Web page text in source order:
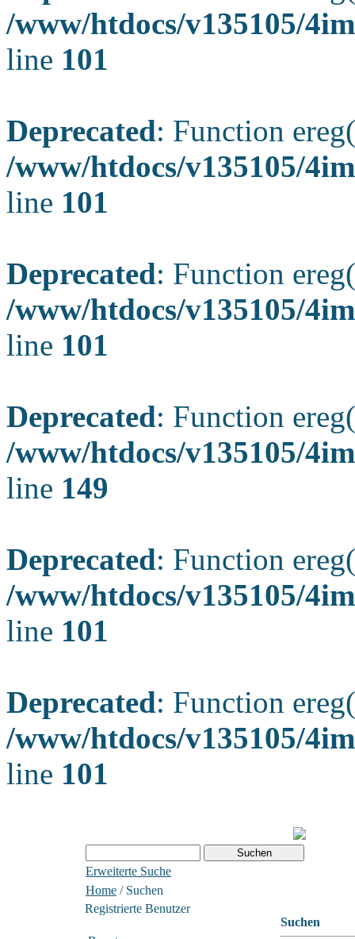
/www/htdocs/v135105/
line 101
Deprecated: Function
/www/htdocs/v135105/
line 101
Deprecated: Function
/www/htdocs/v135105/
line 101
Deprecated: Function
/www/htdocs/v135105/
line 149
Deprecated: Function
/www/htdocs/v135105/
line 101
Deprecated: Function
/www/htdocs/v135105/
line 101
Erweiterte Suche
Home / Suchen
Registrierte Benutzer
Suchen